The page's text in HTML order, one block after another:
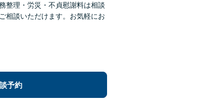
整理・労災・不貞慰謝料は相談
相談いただけます。お気軽にお
予約